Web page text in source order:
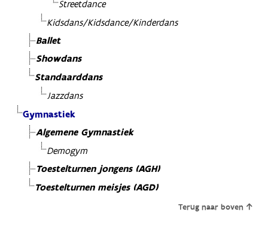
Streetdance
Kidsdans/Kidsdance/Kinderdans
Ballet
Showdans
Standaarddans
Jazzdans
Gymnastiek
Algemene Gymnastiek
Demogym
Toestelturnen jongens (AGH)
Toestelturnen meisjes (AGD)
Terug naar boven